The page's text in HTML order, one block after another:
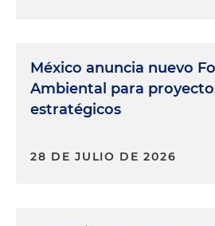
México anuncia nuevo
Ambiental para
estratégicos
28 DE JULIO DE 2026